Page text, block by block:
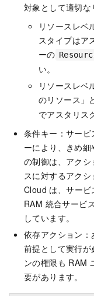
対象として適切な
リソースレベ
スタイプはア
ーの
い。
リソースレベ
のリソース」
でアスタリス
条件キー：サー
ーにより、きめ
の制御は、アク
スに対するアク
Cloud は、サービ
RAM 統合サービ
しています。
依存アクション：
前提として実行が
ンの権限も RAM
要があります。